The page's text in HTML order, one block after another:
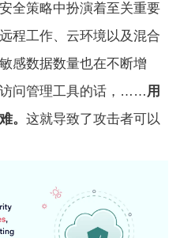
全策略中扮演着至关重要
程工作、云环境以及混合
感数据数量也在不断增
问管理工具的话，……用
。这就导致了攻击者可以